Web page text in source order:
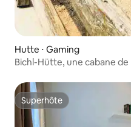
Hutte ⋅ Gaming
Bichl-Hütte, une cabane
Superhôte
Superhôte